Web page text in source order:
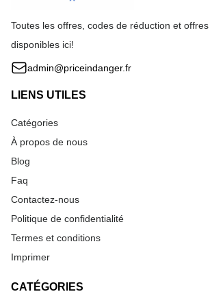
Toutes les offres, codes de réduction et offres
disponibles ici!
admin@priceindanger.fr
LIENS UTILES
Catégories
À propos de nous
Blog
Faq
Contactez-nous
Politique de confidentialité
Termes et conditions
Imprimer
CATÉGORIES